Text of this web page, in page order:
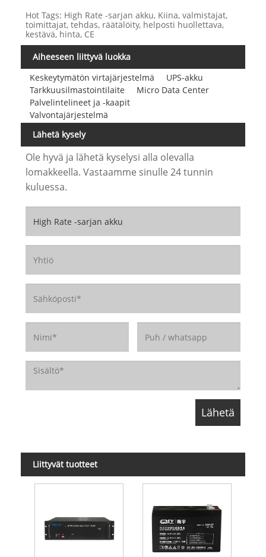
Hot Tags: High Rate -sarjan akku, Kiina, valmistajat,
toimittajat, tehdas, räätälöity, helposti huollettava,
kestävä, hinta, CE
Aiheeseen liittyvä luokka
Keskeytymätön virtajärjestelmä
UPS-akku
Tarkkuusilmastointilaite
Micro Data Center
Palvelintelineet ja -kaapit
Valvontajärjestelmä
Lähetä kysely
Ole hyvä ja lähetä kyselysi alla olevalla
lomakkeella. Vastaamme sinulle 24 tunnin
kuluessa.
Liittyvät tuotteet